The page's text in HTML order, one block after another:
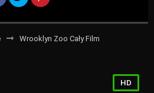
Wrooklyn Zoo Cały Film
HD